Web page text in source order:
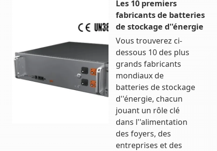
Les 10 premiers
fabricants de batteries
de stockage d''énergie
Vous trouverez ci-
dessous 10 des plus
grands fabricants
mondiaux de
batteries de stockage
d''énergie, chacun
jouant un rôle clé
dans l''alimentation
des foyers, des
entreprises et des